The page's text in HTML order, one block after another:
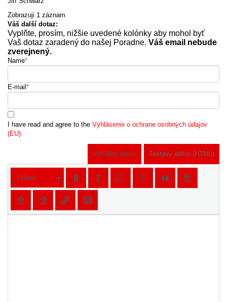
Zobrazuji 1 záznam
Váš další dotaz:
Vyplňte, prosím, nižšie uvedené kolónky aby mohol byť
Vaš dotaz zaradený do našej Poradne. Váš email nebude
zverejnený.
Name*
E-mail *
I have read and agree to the Vyhlásenie o ochrane osobných údajov
(EU)
Vizuálny editor Textový editor (HTML)
Odsek